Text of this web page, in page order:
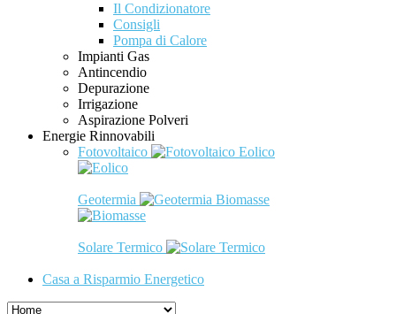
Il Condizionatore
Consigli
Pompa di Calore
Impianti Gas
Antincendio
Depurazione
Irrigazione
Aspirazione Polveri
Energie Rinnovabili
Fotovoltaico
Eolico
Geotermia Biomasse
Solare Termico
Casa a Risparmio Energetico